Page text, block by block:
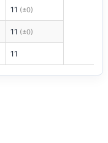
11 (±0)
11 (±0)
11